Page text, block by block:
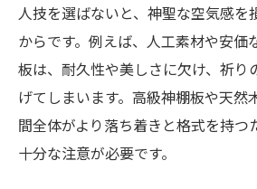
人技を選ばないと、神聖な空気感を
からです。例えば、人工素材や安価
板は、耐久性や美しさに欠け、祈り
げてしまいます。高級神棚板や天然
間全体がより落ち着きと格式を持つ
十分な注意が必要です。